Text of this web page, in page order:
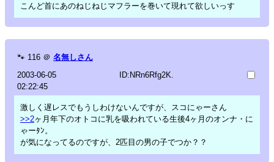
こんど首にあのねじねじマフラーを巻いて現れて欲しいっす
🐾 116 ＠ 名無しさん
2003-06-05
02:22:45
ID:NRn6Rfg2K.
激しく遅レスでもうしわけないんですが、スコにゃーさん
>>2ヶ月年下のオトコに乳を吸われている生後4ヶ月のオンナ・に
ゃーﾀﾝ。
が気になってるのですが、2匹目の男の子でつか？？